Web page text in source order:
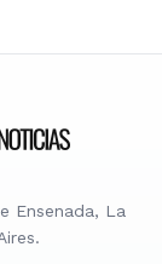
Ensenada, La